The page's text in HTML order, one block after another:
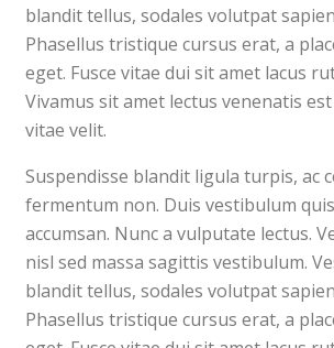
blandit tellus, sodales volutpat
Phasellus tristique cursus erat, a
eget. Fusce vitae dui sit amet lacus
Vivamus sit amet lectus venenatis
vitae velit.
Suspendisse blandit ligula turpis, ac
fermentum non. Duis vestibulum
accumsan. Nunc a vulputate lectus.
nisl sed massa sagittis vestibulum.
blandit tellus, sodales volutpat
Phasellus tristique cursus erat, a